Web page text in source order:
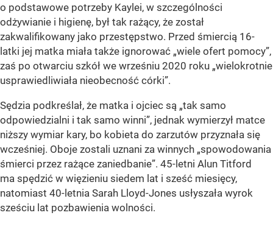
o podstawowe potrzeby Kaylei, w szczególności
odżywianie i higienę, był tak rażący, że został
zakwalifikowany jako przestępstwo. Przed śmiercią 16-
latki jej matka miała także ignorować „wiele ofert pomocy”,
zaś po otwarciu szkół we wrześniu 2020 roku „wielokrotnie
usprawiedliwiała nieobecność córki”.
Sędzia podkreślał, że matka i ojciec są „tak samo
odpowiedzialni i tak samo winni”, jednak wymierzył matce
niższy wymiar kary, bo kobieta do zarzutów przyznała się
wcześniej. Oboje zostali uznani za winnych „spowodowania
śmierci przez rażące zaniedbanie”. 45-letni Alun Titford
ma spędzić w więzieniu siedem lat i sześć miesięcy,
natomiast 40-letnia Sarah Lloyd-Jones usłyszała wyrok
sześciu lat pozbawienia wolności.